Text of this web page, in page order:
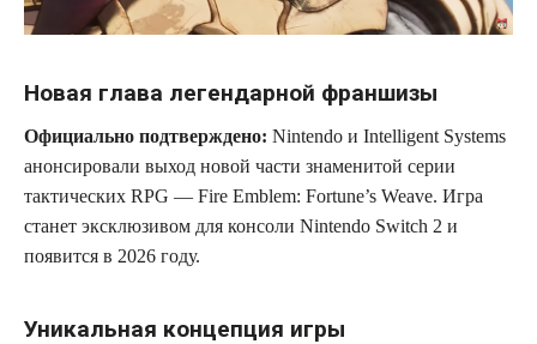
Новая глава легендарной франшизы
Официально подтверждено: Nintendo и Intelligent Systems
анонсировали выход новой части знаменитой серии
тактических RPG — Fire Emblem: Fortune’s Weave. Игра
станет эксклюзивом для консоли Nintendo Switch 2 и
появится в 2026 году.
Уникальная концепция игры